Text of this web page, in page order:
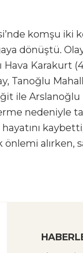
komşu iki
dönüştü.
Hava Karakurt
Tanoğlu
ile
nedeniyle
alırken,